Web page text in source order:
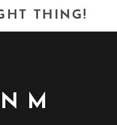
THING!
M